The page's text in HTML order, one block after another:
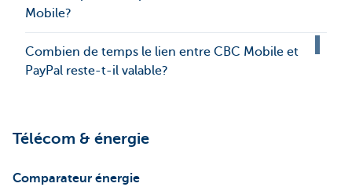
Mobile?
Combien de temps le lien entre CBC Mobile et
PayPal reste-t-il valable?
Télécom & énergie
Comparateur énergie